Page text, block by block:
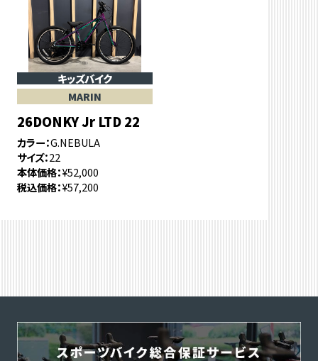
キッズバイク
MARIN
26DONKY Jr LTD 22
カラー G.NEBULA
サイズ 22
本体価格 ¥52,000
税込価格 ¥57,200